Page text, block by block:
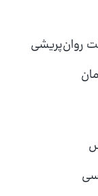
روان‌پریشی